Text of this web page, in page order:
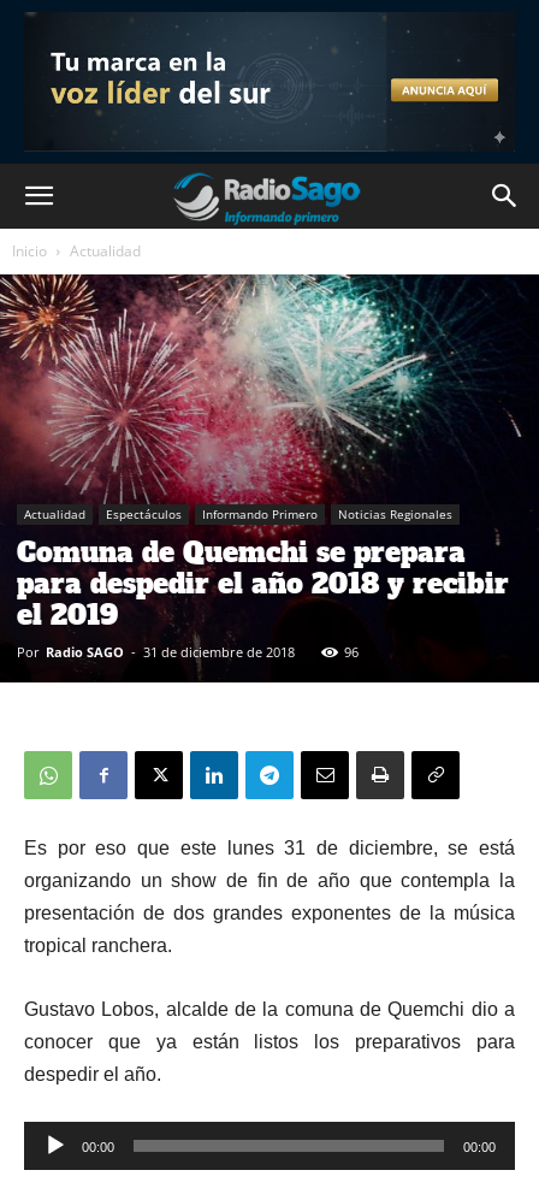
Inicio Actualidad
Actualidad Espectáculos Informando Primero Noticias Regionales
Comuna de Quemchi se prepara
para despedir el año 2018 y recibir
el 2019
Por Radio SAGO - 31 de diciembre de 2018 96
Es por eso que este lunes 31 de diciembre, se está
organizando un show de fin de año que contempla la
presentación de dos grandes exponentes de la música
tropical ranchera.
Gustavo Lobos, alcalde de la comuna de Quemchi dio a
conocer que ya están listos los preparativos para
despedir el año.
Reproductor
de
00:00 00:00